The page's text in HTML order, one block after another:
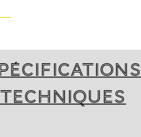
techniques